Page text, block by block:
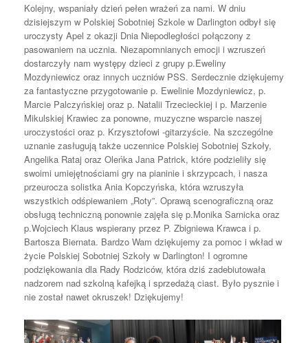
Kolejny, wspaniały dzień pełen wrażeń za nami. W dniu
dzisiejszym w Polskiej Sobotniej Szkole w Darlington odbył się
uroczysty Apel z okazji Dnia Niepodległości połączony z
pasowaniem na ucznia. Niezapomnianych emocji i wzruszeń
dostarczyły nam występy dzieci z grupy p.Eweliny
Mozdyniewicz oraz innych uczniów PSS. Serdecznie dziękujemy
za fantastyczne przygotowanie p. Ewelinie Mozdyniewicz, p.
Marcie Palczyńskiej oraz p. Natalii Trzecieckiej i p. Marzenie
Mikulskiej Krawiec za ponowne, muzyczne wsparcie naszej
uroczystości oraz p. Krzysztofowi -gitarzyście. Na szczególne
uznanie zasługują także uczennice Polskiej Sobotniej Szkoły,
Angelika Rataj oraz Oleńka Jana Patrick, które podzieliły się
swoimi umiejętnościami gry na pianinie i skrzypcach, i nasza
przeurocza solistka Ania Kopczyńska, która wzruszyła
wszystkich odśpiewaniem „Roty”. Oprawą scenograficzną oraz
obsługą techniczną ponownie zajęła się p.Monika Sarnicka oraz
p.Wojciech Klaus wspierany przez P. Zbigniewa Krawca i p.
Bartosza Biernata. Bardzo Wam dziękujemy za pomoc i wkład w
życie Polskiej Sobotniej Szkoły w Darlington! I ogromne
podziękowania dla Rady Rodziców, która dziś zadebiutowała
nadzorem nad szkolną kafejką i sprzedażą ciast. Było pysznie i
nie został nawet okruszek! Dziękujemy!